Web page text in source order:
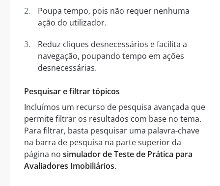
Poupa tempo, pois não requer nenhuma
ação do utilizador.
Reduz cliques desnecessários e facilita a
navegação, poupando tempo em ações
desnecessárias.
Pesquisar e filtrar tópicos
Incluímos um recurso de pesquisa avançada que
permite filtrar os resultados com base no tema.
Para filtrar, basta pesquisar uma palavra-chave
na barra de pesquisa na parte superior da
página no simulador de Teste de Prática para
Avaliadores Imobiliários.